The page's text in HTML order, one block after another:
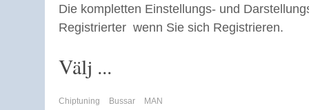
Die kompletten Einstellungs- und
Registrierter wenn Sie sich Registrieren.
Välj ...
Chiptuning Bussar MAN